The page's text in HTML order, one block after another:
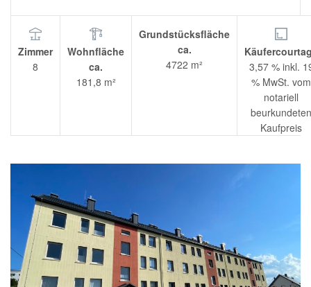
Zimmer
8
Wohnfläche
ca.
181,8 m²
Grundstücksfläche
ca.
4722 m²
3,57 % inkl.
% MwSt. vom
notariell
beurkundeten
Kaufpreis